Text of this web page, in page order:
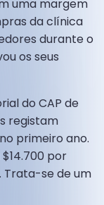
uma margem
da clínica
durante o
os seus
do CAP de
registam
primeiro ano.
por
Trata-se de um